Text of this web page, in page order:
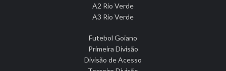
A2 Rio Verde
A3 Rio Verde
Futebol Goiano
Primeira Divisão
Divisão de Acesso